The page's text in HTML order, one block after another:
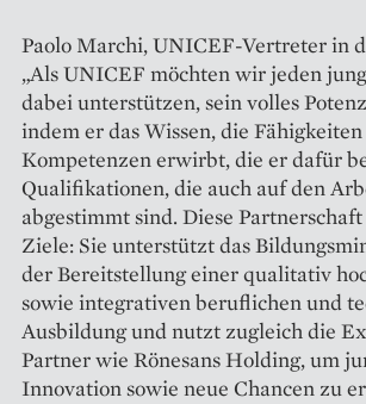
Paolo Marchi, UNICEF-Vertreter in
„Als UNICEF möchten wir jeden
dabei unterstützen, sein volles
indem er das Wissen, die
Kompetenzen erwirbt, die er dafür
Qualifikationen, die auch auf den
abgestimmt sind. Diese
Ziele: Sie unterstützt das
der Bereitstellung einer qualitativ
sowie integrativen beruflichen und
Ausbildung und nutzt zugleich die
Partner wie Rönesans Holding, um
Innovation sowie neue Chancen zu